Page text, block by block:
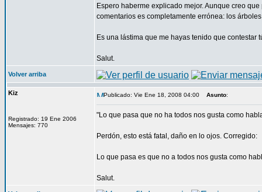
Espero haberme explicado mejor. Aunque creo
comentarios es completamente errónea: los
Es una lástima que me hayas tenido que contestar
Salut.
Volver arriba
Kiz
Registrado: 19 Ene 2006
Mensajes: 770
Publicado: Vie Ene 18, 2008 04:00 Asunto:
"Lo que pasa que no ha todos nos gusta como
Perdón, esto está fatal, daño en lo ojos. Corregido:
Lo que pasa es que no a todos nos gusta como
Salut.